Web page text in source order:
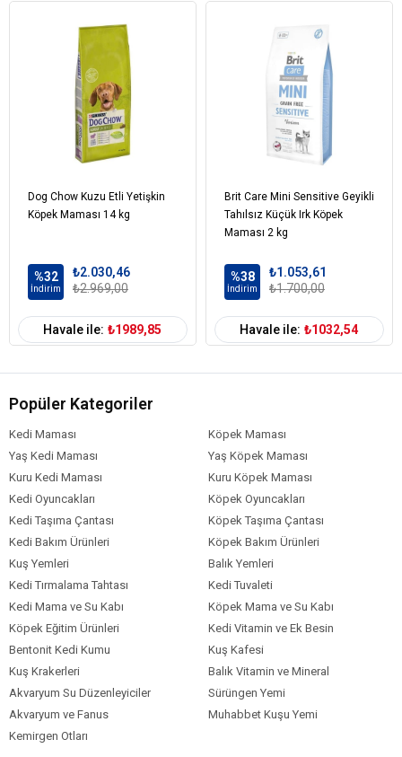
Hayvansal Yağ
Balık Unu
Potasyum Klorür
Sodyum
İyot
Keten Tohumu
Buğday Kepeği
Tuz
Ciğer Aroması
Kurutulmuş Şeker Pancarı
Mısır
Yağ %14
Selülöz %3.5
İnorganik Madde %8
Hcı'de Çözünmeyen Kül %2
Nem %10
Kalsiyum %1.5
Fosfor %1
Sodyum %1.2
Bakır Sülfat 15Mg/kg
A Vitamini 18000’Iu / Kg
D3 Vitamini 1500‘Iu/kg
E Vitamini 150 Mg / Kg
C Vitamini 200 Mg / Kg
Vitamin C
Vitamin A
Vitamin D
Vitamin B1- B2- B3 (Niasin)
Dog Chow Kuzu Etli Yetişkin
Köpek Maması 14 kg
%32
İndirim
₺2.030,46
₺2.969,00
Havale ile: ₺1989,85
Brit Care Mini Sensitive Geyikli
Tahılsız Küçük Irk Köpek
Maması 2 kg
%38
İndirim
₺1.053,61
₺1.700,00
Havale ile: ₺1032,54
Popüler Kategoriler
Kedi Maması
Köpek Maması
Yaş Kedi Maması
Yaş Köpek Maması
Kuru Kedi Maması
Kuru Köpek Maması
Kedi Oyuncakları
Köpek Oyuncakları
Kedi Taşıma Çantası
Köpek Taşıma Çantası
Kedi Bakım Ürünleri
Köpek Bakım Ürünleri
Kuş Yemleri
Balık Yemleri
Kedi Tırmalama Tahtası
Kedi Tuvaleti
Kedi Mama ve Su Kabı
Köpek Mama ve Su Kabı
Köpek Eğitim Ürünleri
Kedi Vitamin ve Ek Besin
Bentonit Kedi Kumu
Kuş Kafesi
Kuş Krakerleri
Balık Vitamin ve Mineral
Akvaryum Su Düzenleyiciler
Sürüngen Yemi
Akvaryum ve Fanus
Muhabbet Kuşu Yemi
Kemirgen Otları